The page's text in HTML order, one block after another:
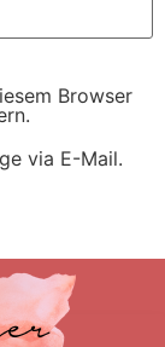
Browser
via E-Mail.